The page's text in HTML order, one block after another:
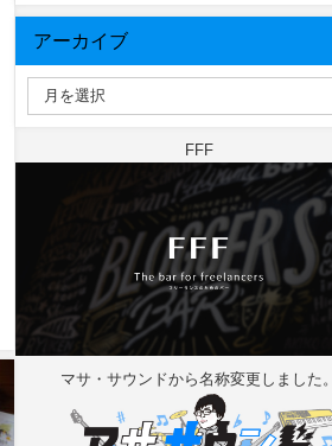
アーカイブ
FFF
マサ・サウンドから名称変更しました。